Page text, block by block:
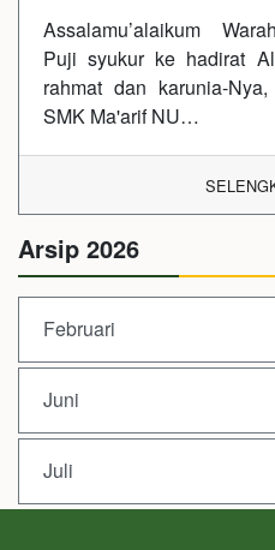
Assalamu’alaikum
Puji syukur ke hadirat
rahmat dan karunia-
SMK Ma'arif NU…
Arsip 2026
Februari
Juni
Juli